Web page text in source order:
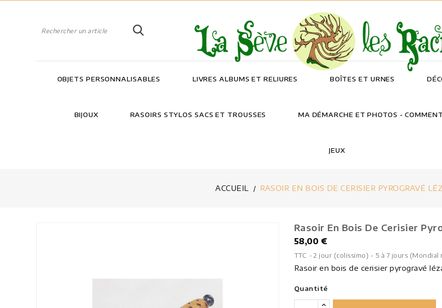
OBJETS PERSONNALISABLES LIVRES ALBUMS ET RELIURES BOÎTES ET URNES
BIJOUX RASOIRS STYLOS SACS ET TROUSSES MA DÉMARCHE ET PHOTOS -
JEUX
ACCUEIL RASOIR EN BOIS DE CERISIER PYROGRAVÉ
Rasoir En Bois De Cerisier
58,00 €
TTC 2 jour (colissimo) - 5 à 7 jours (Mondial
Rasoir en bois de cerisier pyrogravé
Quantité